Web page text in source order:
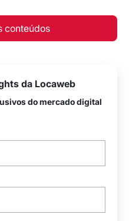
conteúdos
da Locaweb
do mercado digital